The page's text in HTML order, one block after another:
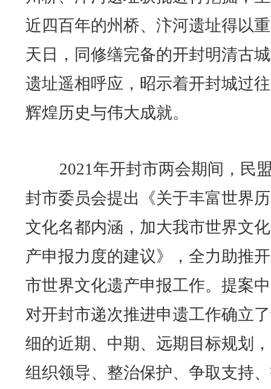
近四百年的州桥、汴河遗址得以
天日，同修缮完备的开封明清古
遗址遥相呼应，昭示着开封城过
辉煌历史与伟大成就。
2021年开封市两会期间，民
封市委员会提出《关于丰富世界
文化名都内涵，加大我市世界文
产申报力度的建议》，全力助推
市世界文化遗产申报工作。提案
对开封市递次推进申遗工作确立
细的近期、中期、远期目标规划
组织领导、整治保护、争取支持